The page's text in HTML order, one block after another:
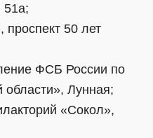
51а;
50 лет
ФСБ России по
области», Лунная;
«Сокол»,